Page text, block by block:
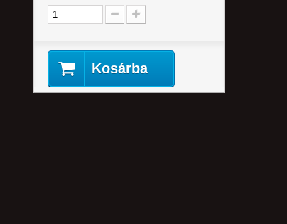
Kosárba